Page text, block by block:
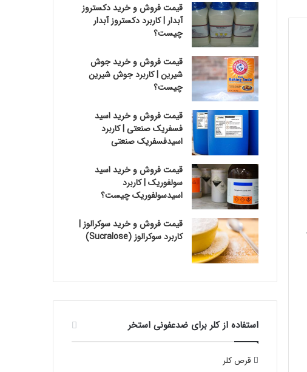
قیمت فروش و خرید دکستروز
آبدار | کاربرد دکستروز آبدار
چیست؟
قیمت فروش و خرید جوش
شیرین | کاربرد جوش شیرین
چیست؟
قیمت فروش و خرید اسید
فسفریک صنعتی | کاربرد
اسیدفسفریک صنعتی
قیمت فروش و خرید اسید
سولفوریک | کاربرد
اسیدسولفوریک چیست؟
قیمت فروش و خرید سوکرالوز |
کاربرد سوکرالوز (Sucralose)
استفاده از کلر برای ضدعفونی استخر
قرص کلر